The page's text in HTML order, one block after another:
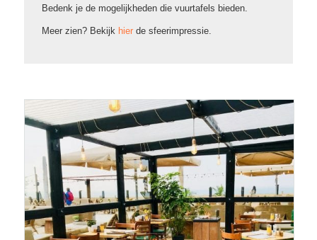
Bedenk je de mogelijkheden die vuurtafels bieden.
Meer zien? Bekijk hierde sfeerimpressie.